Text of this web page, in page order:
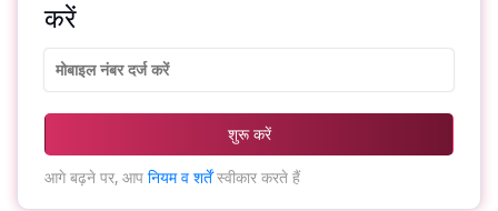
करें
शुरू करें
आगे बढ़ने पर, आप नियम व शर्तेंस्वीकार करते हैं